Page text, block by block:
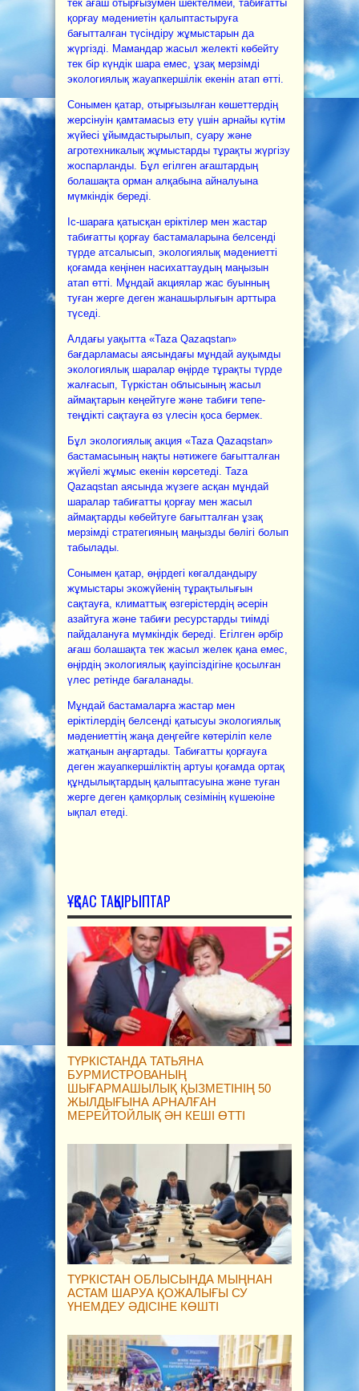
тек ағаш отырғызумен шектелмей, табиғатты
қорғау мәдениетін қалыптастыруға
бағытталған түсіндіру жұмыстарын да
жүргізді. Мамандар жасыл желекті көбейту
тек бір күндік шара емес, ұзақ мерзімді
экологиялық жауапкершілік екенін атап өтті.
Сонымен қатар, отырғызылған көшеттердің
жерсінуін қамтамасыз ету үшін арнайы күтім
жүйесі ұйымдастырылып, суару және
агротехникалық жұмыстарды тұрақты жүргізу
жоспарланды. Бұл егілген ағаштардың
болашақта орман алқабына айналуына
мүмкіндік береді.
Іс-шараға қатысқан еріктілер мен жастар
табиғатты қорғау бастамаларына белсенді
түрде атсалысып, экологиялық мәдениетті
қоғамда кеңінен насихаттаудың маңызын
атап өтті. Мұндай акциялар жас буынның
туған жерге деген жанашырлығын арттыра
түседі.
Алдағы уақытта «Taza Qazaqstan»
бағдарламасы аясындағы мұндай ауқымды
экологиялық шаралар өңірде тұрақты түрде
жалғасып, Түркістан облысының жасыл
аймақтарын кеңейтуге және табиғи тепе-
теңдікті сақтауға өз үлесін қоса бермек.
Бұл экологиялық акция «Taza Qazaqstan»
бастамасының нақты нәтижеге бағытталған
жүйелі жұмыс екенін көрсетеді. Taza
Qazaqstan аясында жүзеге асқан мұндай
шаралар табиғатты қорғау мен жасыл
аймақтарды көбейтуге бағытталған ұзақ
мерзімді стратегияның маңызды бөлігі болып
табылады.
Сонымен қатар, өңірдегі көгалдандыру
жұмыстары экожүйенің тұрақтылығын
сақтауға, климаттық өзгерістердің әсерін
азайтуға және табиғи ресурстарды тиімді
пайдалануға мүмкіндік береді. Егілген әрбір
ағаш болашақта тек жасыл желек қана емес,
өңірдің экологиялық қауіпсіздігіне қосылған
үлес ретінде бағаланады.
Мұндай бастамаларға жастар мен
еріктілердің белсенді қатысуы экологиялық
мәдениеттің жаңа деңгейге көтеріліп келе
жатқанын аңғартады. Табиғатты қорғауға
деген жауапкершіліктің артуы қоғамда ортақ
құндылықтардың қалыптасуына және туған
жерге деген қамқорлық сезімінің күшеюіне
ықпал етеді.
ҰҚСАС ТАҚЫРЫПТАР
ТҮРКІСТАНДА ТАТЬЯНА
БУРМИСТРОВАНЫҢ
ШЫҒАРМАШЫЛЫҚ ҚЫЗМЕТІНІҢ 50
ЖЫЛДЫҒЫНА АРНАЛҒАН
МЕРЕЙТОЙЛЫҚ ӘН КЕШІ ӨТТІ
ТҮРКІСТАН ОБЛЫСЫНДА МЫҢНАН
АСТАМ ШАРУА ҚОЖАЛЫҒЫ СУ
ҮНЕМДЕУ ӘДІСІНЕ КӨШТІ